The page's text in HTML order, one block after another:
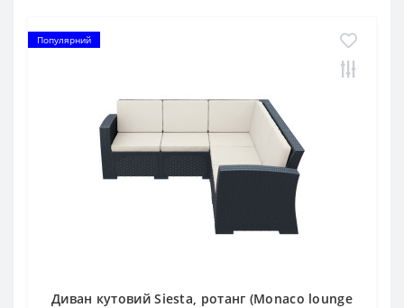
Популярний
Диван кутовий Siesta, ротанг (Monaco lounge